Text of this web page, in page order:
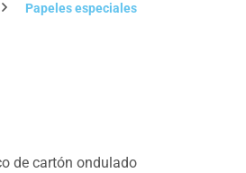
Papeles especiales
de cartón ondulado